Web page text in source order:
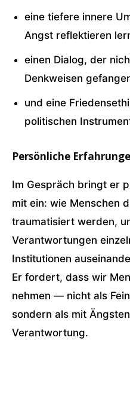
eine tiefere innere
Angst reflektieren
einen Dialog, der
Denkweisen
und eine
politischen
Persönliche
Im Gespräch bringt er
mit ein: wie Menschen
traumatisiert werden,
Verantwortungen
Institutionen
Er fordert, dass wir
nehmen — nicht als
sondern als mit
Verantwortung.